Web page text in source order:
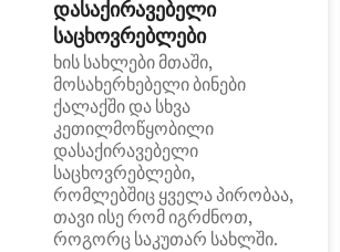
დასაქირავებელი
საცხოვრებლები
ხის სახლები მთაში,
მოსახერხებელი ბინები
ქალაქში და სხვა
კეთილმოწყობილი
დასაქირავებელი
საცხოვრებლები,
რომლებშიც ყველა პირობაა,
თავი ისე რომ იგრძნოთ,
როგორც საკუთარ სახლში.